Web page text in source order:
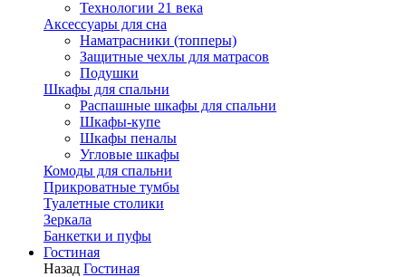
Технологии 21 века
Аксессуары для сна
Наматрасники (топперы)
Защитные чехлы для матрасов
Подушки
Шкафы для спальни
Распашные шкафы для спальни
Шкафы-купе
Шкафы пеналы
Угловые шкафы
Комоды для спальни
Прикроватные тумбы
Туалетные столики
Зеркала
Банкетки и пуфы
Гостиная
Назад Гостиная